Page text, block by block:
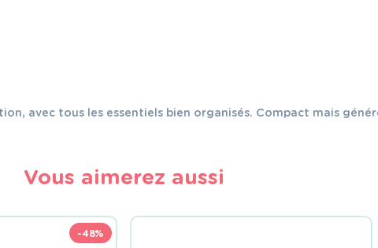
avec tous les essentiels bien organisés. Compact mais
Vous aimerez aussi
-48%